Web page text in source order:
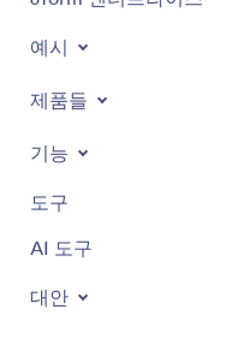
예시
제품들
기능
도구
AI 도구
대안